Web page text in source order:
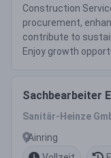
Construction
procurement,
contribute to
Enjoy growth
Sachbearbeiter
Sanitär-Heinze
Ainring